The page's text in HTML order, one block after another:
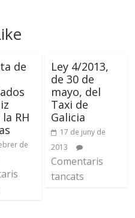
de
RH
de
Ley 4/2013,
de 30 de
mayo, del
Taxi de
Galicia
17 de juny de
2013
Comentaris
tancats